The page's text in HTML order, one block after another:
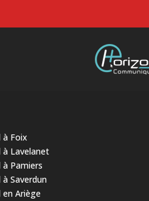
à Foix
à Lavelanet
à Pamiers
à Saverdun
en Ariège